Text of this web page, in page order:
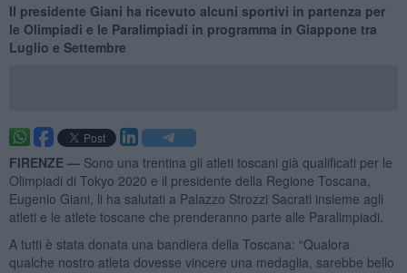
Il presidente Giani ha ricevuto alcuni sportivi in partenza per
le Olimpiadi e le Paralimpiadi in programma in Giappone tra
Luglio e Settembre
FIRENZE — Sono una trentina gli atleti toscani già qualificati per le
Olimpiadi di Tokyo 2020 e il presidente della Regione Toscana,
Eugenio Giani, li ha salutati a Palazzo Strozzi Sacrati insieme agli
atleti e le atlete toscane che prenderanno parte alle Paralimpiadi.
A tutti è stata donata una bandiera della Toscana: “Qualora
qualche nostro atleta dovesse vincere una medaglia, sarebbe bello